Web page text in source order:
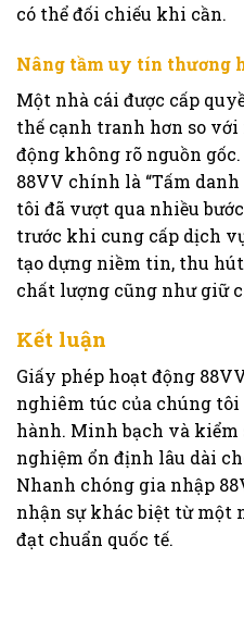
có thể đối chiếu khi cần.
Nâng tầm uy tín thương
Một nhà cái được cấp
thế cạnh tranh hơn so
động không rõ nguồn
88VV chính là “Tấm
tôi đã vượt qua nhiều
trước khi cung cấp dịch
tạo dựng niềm tin, thu
chất lượng cũng như giữ
Kết luận
Giấy phép hoạt động
nghiêm túc của chúng
hành. Minh bạch và
nghiệm ổn định lâu dài
Nhanh chóng gia nhập
nhận sự khác biệt từ một
đạt chuẩn quốc tế.